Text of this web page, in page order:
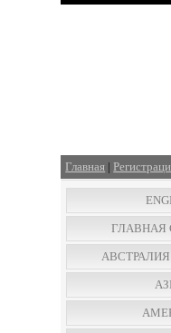
Главная |
ГЛАВНАЯ